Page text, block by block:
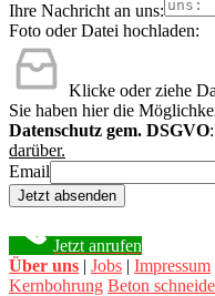
Ihre Nachricht an uns:
Foto oder Datei hochladen:
Klicke oder ziehe
Sie haben hier die
Datenschutz gem. DSGVO
darüber.
Email
Jetzt absenden
Jetzt anrufen
Über uns | Jobs | Impressum
Kernbohrung Beton